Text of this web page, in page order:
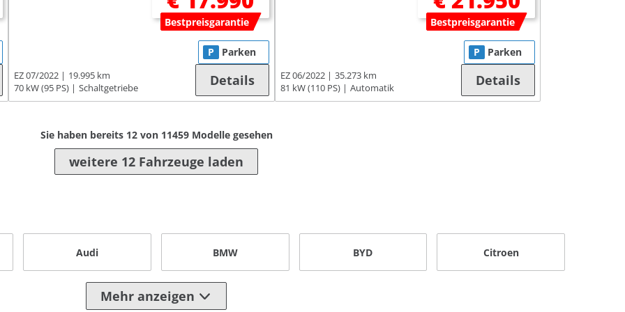
Bestpreisgarantie
EZ 07/2022
19.995 km
70 kW (95 PS)
Schaltgetriebe
P Parken
Details
Bestpreisgarantie
EZ 06/2022
35.273 km
81 kW (110 PS)
Automatik
P Parken
Details
Sie haben bereits 12von 11459Modelle gesehen
weitere 12 Fahrzeuge laden
Audi BMW BYD Citroen
Mehr anzeigen